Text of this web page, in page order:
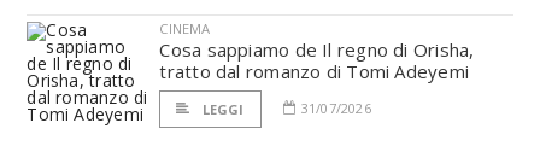
CINEMA
Cosa sappiamo de Il regno di Orisha,
tratto dal romanzo di Tomi Adeyemi
LEGGI 31/07/2026